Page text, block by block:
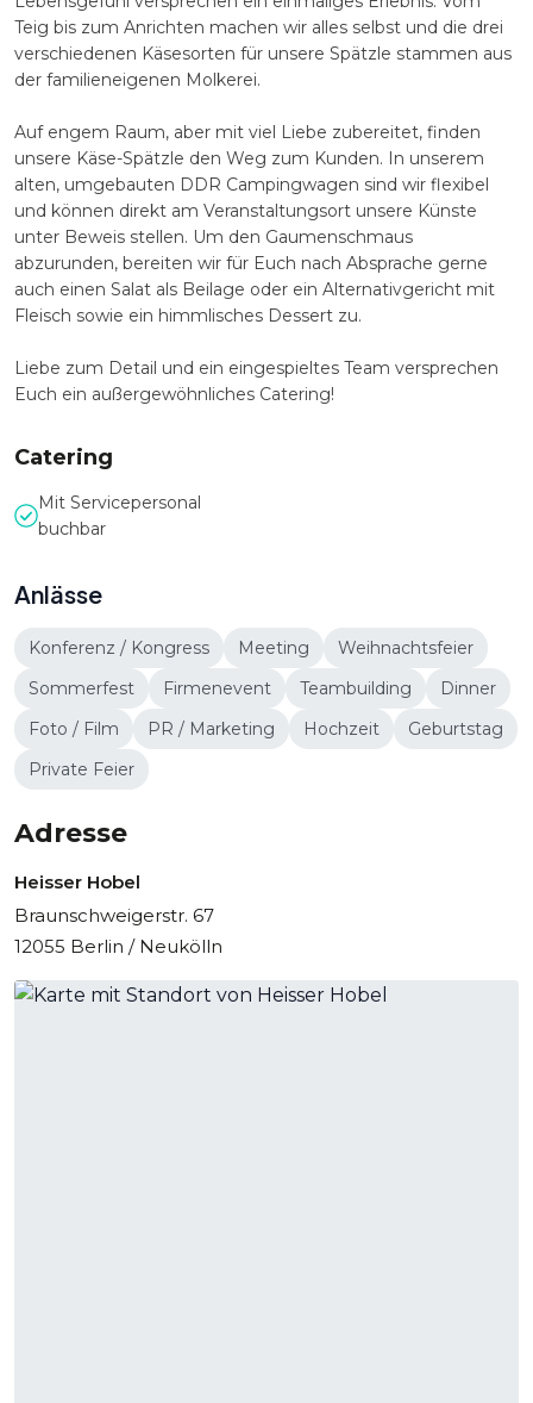
Teig bis zum Anrichten machen wir alles selbst und die drei
verschiedenen Käsesorten für unsere Spätzle stammen aus
der familieneigenen Molkerei.
Auf engem Raum, aber mit viel Liebe zubereitet, finden
unsere Käse-Spätzle den Weg zum Kunden. In unserem
alten, umgebauten DDR Campingwagen sind wir flexibel
und können direkt am Veranstaltungsort unsere Künste
unter Beweis stellen. Um den Gaumenschmaus
abzurunden, bereiten wir für Euch nach Absprache gerne
auch einen Salat als Beilage oder ein Alternativgericht mit
Fleisch sowie ein himmlisches Dessert zu.
Liebe zum Detail und ein eingespieltes Team versprechen
Euch ein außergewöhnliches Catering!
Catering
Mit Servicepersonal
buchbar
Anlässe
Konferenz / Kongress Meeting
Weihnachtsfeier
Sommerfest
Firmenevent Teambuilding
Dinner
Foto / Film
PR / Marketing Hochzeit
Geburtstag
Private Feier
Adresse
Heisser Hobel
Braunschweigerstr. 67
12055 Berlin / Neukölln